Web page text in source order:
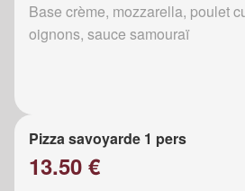
Base crème, mozzarella, poulet
oignons, sauce samouraï
Pizza savoyarde 1 pers
13.50 €